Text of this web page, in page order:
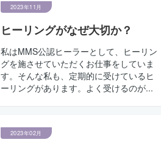
2023年11月
ヒーリングがなぜ大切か？
私はMMS公認ヒーラーとして、ヒーリン
グを施させていただくお仕事をしていま
す。そんな私も、定期的に受けているヒ
ーリングがあります。よく受けるのが...
2023年02月